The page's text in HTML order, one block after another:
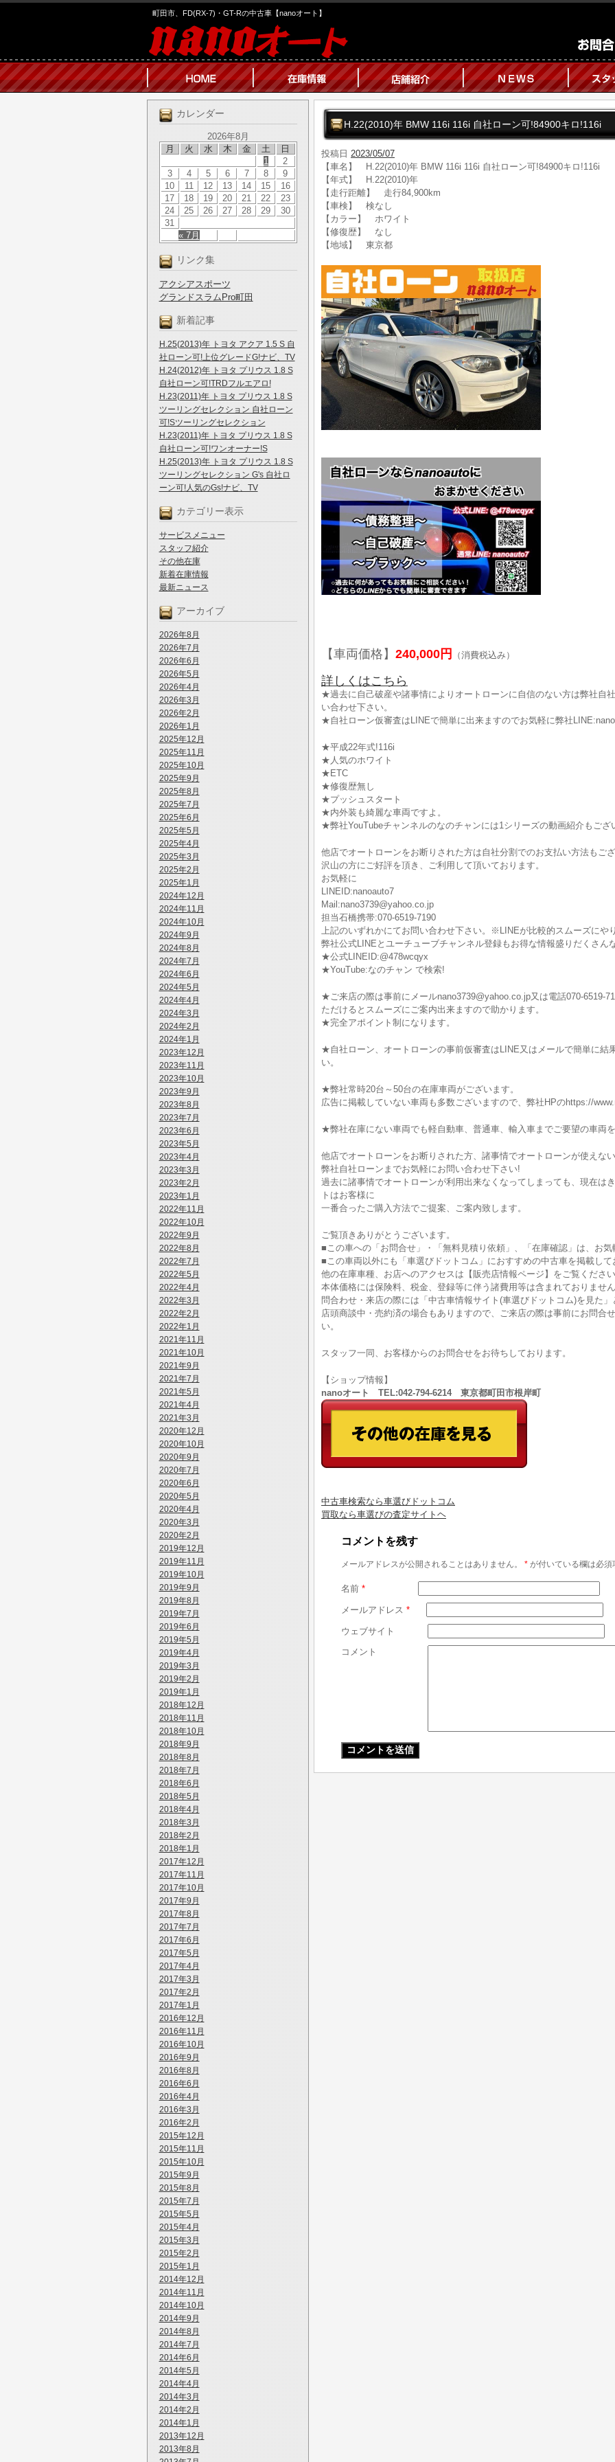
町田市、FD(RX-7)・GT-Rの中古車【nanoオート】
カレンダー
2026年8月
月
火 水 木 金 土 日
« 7月
1
2
3
4 5 6 7 8
9
10
11 12 13 14 15
16
17
18 19 20 21 22
23
24
25 26 27 28 29
30
31
リンク集
アクシアスポーツ
グランドスラムPro町田
新着記事
H.25(2013)年 トヨタ アクア 1.5 S 自
社ローン可!上位グレードG!ナビ、TV
H.24(2012)年 トヨタ プリウス 1.8 S
自社ローン可!TRDフルエアロ!
H.23(2011)年 トヨタ プリウス 1.8 S
ツーリングセレクション 自社ローン
可!Sツーリングセレクション
H.23(2011)年 トヨタ プリウス 1.8 S
自社ローン可!ワンオーナー!S
H.25(2013)年 トヨタ プリウス 1.8 S
ツーリングセレクション G's 自社ロ
ーン可!人気のGs!ナビ、TV
カテゴリー表示
サービスメニュー
スタッフ紹介
その他在庫
新着在庫情報
最新ニュース
アーカイブ
2026年8月
2026年7月
2026年6月
2026年5月
2026年4月
2026年3月
2026年2月
2026年1月
2025年12月
2025年11月
2025年10月
2025年9月
2025年8月
2025年7月
2025年6月
2025年5月
2025年4月
2025年3月
2025年2月
2025年1月
2024年12月
2024年11月
2024年10月
2024年9月
2024年8月
2024年7月
2024年6月
2024年5月
2024年4月
2024年3月
2024年2月
2024年1月
2023年12月
2023年11月
2023年10月
2023年9月
2023年8月
2023年7月
2023年6月
2023年5月
2023年4月
2023年3月
2023年2月
2023年1月
2022年11月
2022年10月
2022年9月
2022年8月
2022年7月
2022年5月
2022年4月
2022年3月
2022年2月
2022年1月
2021年11月
2021年10月
2021年9月
2021年7月
2021年5月
2021年4月
2021年3月
2020年12月
2020年10月
2020年9月
2020年7月
2020年6月
2020年5月
2020年4月
2020年3月
2020年2月
2019年12月
2019年11月
2019年10月
2019年9月
2019年8月
2019年7月
2019年6月
2019年5月
2019年4月
2019年3月
2019年2月
2019年1月
2018年12月
2018年11月
2018年10月
2018年9月
2018年8月
2018年7月
2018年6月
2018年5月
2018年4月
2018年3月
2018年2月
2018年1月
2017年12月
2017年11月
2017年10月
2017年9月
2017年8月
2017年7月
2017年6月
2017年5月
2017年4月
2017年3月
2017年2月
2017年1月
2016年12月
2016年11月
2016年10月
2016年9月
2016年8月
2016年6月
2016年4月
2016年3月
2016年2月
2015年12月
2015年11月
2015年10月
2015年9月
2015年8月
2015年7月
2015年5月
2015年4月
2015年3月
2015年2月
2015年1月
2014年12月
2014年11月
2014年10月
2014年9月
2014年8月
2014年7月
2014年6月
2014年5月
2014年4月
2014年3月
2014年2月
2014年1月
2013年12月
2013年8月
H.22(2010)年 BMW 116i 116i 自社ローン可!84900キロ!116i
投稿日 2023/05/07
【車名】 H.22(2010)年 BMW 116i 116i 自社ローン可!84900キロ!116i
【年式】 H.22(2010)年
【走行距離】 走行84,900km
【車検】 検なし
【カラー】 ホワイト
【修復歴】 なし
【地域】 東京都
【車両価格】 240,000円 （消費税込み）
詳しくはこちら
★過去に自己破産や諸事情によりオートローンに自信のない方は弊社自
い合わせ下さい。
★自社ローン仮審査はLINEで簡単に出来ますのでお気軽に弊社
★平成22年式!116i
★人気のホワイト
★ETC
★修復歴無し
★プッシュスタート
★内外装も綺麗な車両ですよ。
★弊社YouTubeチャンネルのなのチャンには1シリーズの動画紹介もござ
他店でオートローンをお断りされた方は自社分割でのお支払い方法もご
沢山の方にご好評を頂き、ご利用して頂いております。
お気軽に
LINEID:nanoauto7
Mail:nano3739@yahoo.co.jp
担当石橋携帯:070-6519-7190
上記のいずれかにてお問い合わせ下さい。※LINEが比較的スムーズにや
弊社公式LINEとユーチューブチャンネル登録もお得な情報盛りだくさん
★公式LINEID:@478wcqyx
★YouTube:なのチャン で検索!
★ご来店の際は事前にメールnano3739@yahoo.co.jp又は電話070-6519-
ただけるとスムーズにご案内出来ますので助かります。
★完全アポイント制になります。
★自社ローン、オートローンの事前仮審査はLINE又はメールで簡単に結
い。
★弊社常時20台～50台の在庫車両がございます。
広告に掲載していない車両も多数ございますので、弊社HPのhttps://
★弊社在庫にない車両でも軽自動車、普通車、輸入車までご要望の車両
他店でオートローンをお断りされた方、諸事情でオートローンが使えな
弊社自社ローンまでお気軽にお問い合わせ下さい!
過去に諸事情でオートローンが利用出来なくなってしまっても、現在は
トはお客様に
一番合ったご購入方法でご提案、ご案内致します。
ご覧頂きありがとうございます。
■この車への「お問合せ」・「無料見積り依頼」、「在庫確認」は、お気
■この車両以外にも「車選びドットコム」におすすめの中古車を掲載して
他の在庫車種、お店へのアクセスは【販売店情報ページ】をご覧くださ
本体価格には保険料、税金、登録等に伴う諸費用等は含まれておりませ
問合わせ・来店の際には「中古車情報サイト(車選びドットコム)を見た
店頭商談中・売約済の場合もありますので、ご来店の際は事前にお問合
い。
スタッフ一同、お客様からのお問合せをお待ちしております。
【ショップ情報】
nanoオート TEL:042-794-6214 東京都町田市根岸町
中古車検索なら車選びドットコム
買取なら車選びの査定サイトヘ
コメントを残す
メールアドレスが公開されることはありません。 * が付いている欄は必須
名前 *
メールアドレス *
ウェブサイト
コメント